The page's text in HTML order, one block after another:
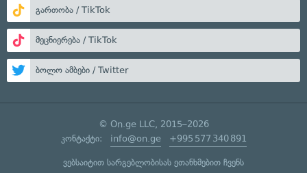
გართობა / TikTok
მეცნიერება / TikTok
ბოლო ამბები / Twitter
© On.ge LLC, 2015–2026
კონტაქტი: info@on.ge +995 577 340 891
ვებსაიტით სარგებლობისას ეთანხმებით ჩვენს